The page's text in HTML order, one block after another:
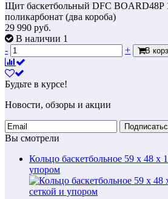
Щит баскетбольный DFC BOARD48P
поликарбонат (два короба)
29 990 руб.
В наличии 1
-
+ В
Будьте в курсе!
Новости, обзоры и акции
Вы смотрели
Кольцо баскетбольное 59 х 48 х
упором